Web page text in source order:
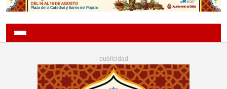
- publicidad -